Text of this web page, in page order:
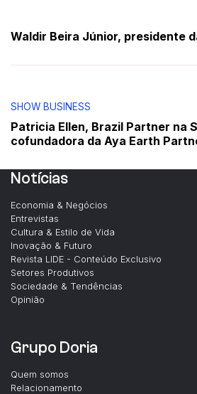
Waldir Beira Júnior, presidente
SHOW BUSINESS
Patricia Ellen, Brazil Partner na
cofundadora da Aya Earth
Notícias
Economia & Negócios
Entrevistas
Cultura & Estilo de Vida
Inovação & Futuro
Revista LIDE - Conteúdo Exclusivo
Setores Produtivos
Sociedade & Tendências
Opinião
Grupo Doria
Quem somos
Relacionamento